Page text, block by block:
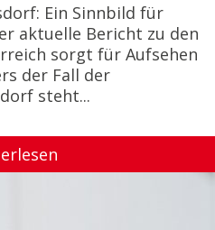
Ein Sinnbild für
aktuelle Bericht zu den
sorgt für Aufsehen
der Fall der
steht...